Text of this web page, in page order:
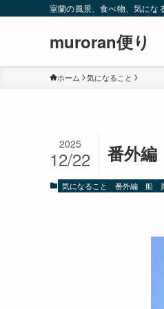
室蘭の風景、食べ物、気にな
muroran便り
ホーム 気になること
番外編
2025
12/22
気になること 番外編 船